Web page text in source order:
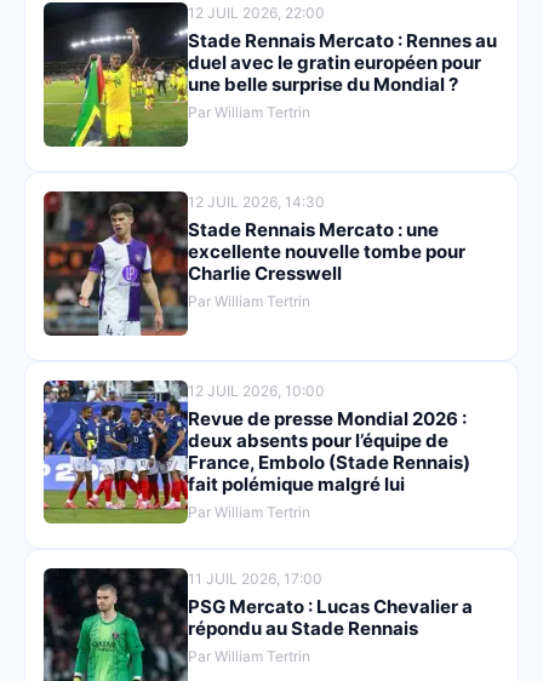
12 JUIL 2026, 22:00
Stade Rennais Mercato : Rennes au
duel avec le gratin européen pour
une belle surprise du Mondial ?
Par William Tertrin
12 JUIL 2026, 14:30
Stade Rennais Mercato : une
excellente nouvelle tombe pour
Charlie Cresswell
Par William Tertrin
12 JUIL 2026, 10:00
Revue de presse Mondial 2026 :
deux absents pour l’équipe de
France, Embolo (Stade Rennais)
fait polémique malgré lui
Par William Tertrin
11 JUIL 2026, 17:00
PSG Mercato : Lucas Chevalier a
répondu au Stade Rennais
Par William Tertrin